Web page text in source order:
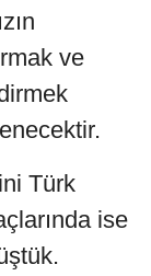
ve
Türk
ise